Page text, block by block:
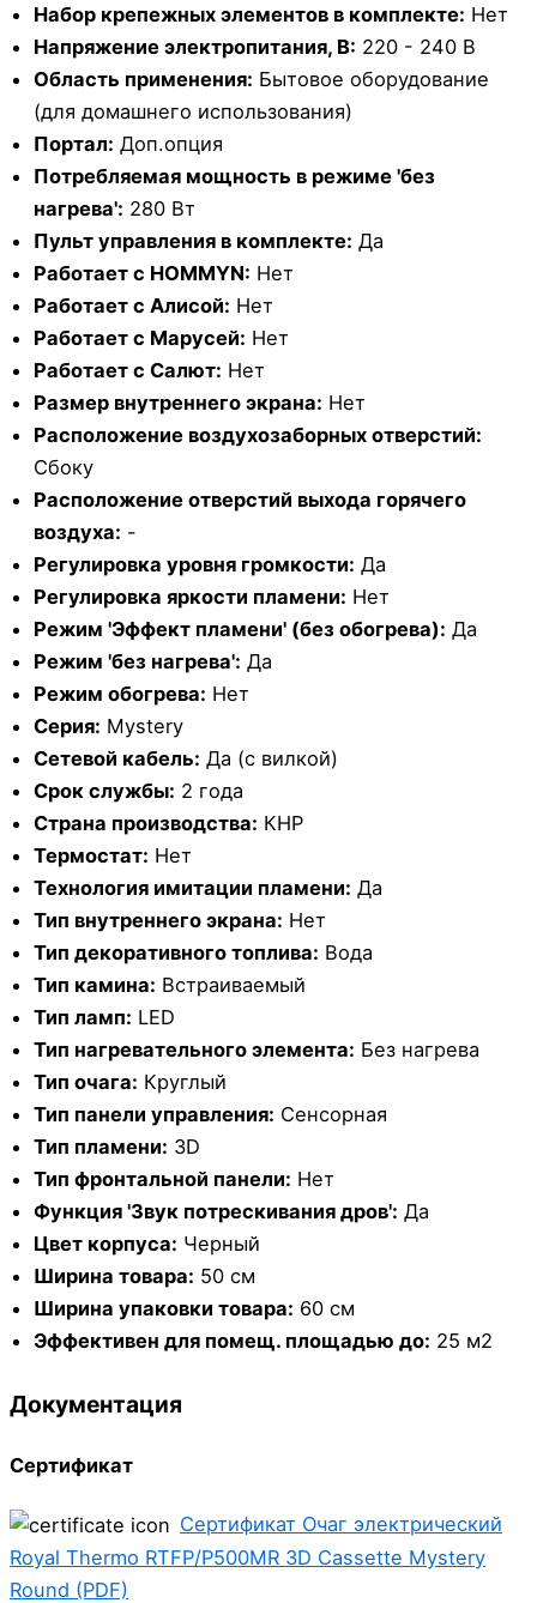
Набор крепежных элементов в комплекте: Нет
Напряжение электропитания, В: 220 - 240 В
Область применения: Бытовое оборудование
(для домашнего использования)
Портал: Доп.опция
Потребляемая мощность в режиме 'без
нагрева': 280 Вт
Пульт управления в комплекте: Да
Работает с HOMMYN: Нет
Работает с Алисой: Нет
Работает с Марусей: Нет
Работает с Салют: Нет
Размер внутреннего экрана: Нет
Расположение воздухозаборных отверстий:
Сбоку
Расположение отверстий выхода горячего
воздуха: -
Регулировка уровня громкости: Да
Регулировка яркости пламени: Нет
Режим 'Эффект пламени' (без обогрева): Да
Режим 'без нагрева': Да
Режим обогрева: Нет
Серия: Mystery
Сетевой кабель: Да (с вилкой)
Срок службы: 2 года
Страна производства: КНР
Термостат: Нет
Технология имитации пламени: Да
Тип внутреннего экрана: Нет
Тип декоративного топлива: Вода
Тип камина: Встраиваемый
Тип ламп: LED
Тип нагревательного элемента: Без нагрева
Тип очага: Круглый
Тип панели управления: Сенсорная
Тип пламени: 3D
Тип фронтальной панели: Нет
Функция 'Звук потрескивания дров': Да
Цвет корпуса: Черный
Ширина товара: 50 см
Ширина упаковки товара: 60 см
Эффективен для помещ. площадью до: 25 м2
Документация
Сертификат
Сертификат Очаг электрический
Royal Thermo RTFP/P500MR 3D Cassette Mystery
Round (PDF)